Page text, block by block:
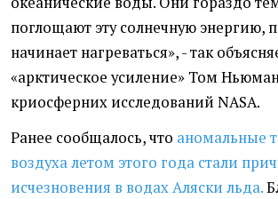
поглощают эту солнечную энергию,
начинает нагреваться», - так
«арктическое усиление» Том
криосферних исследований NASA.
Ранее сообщалось, что аномальные
воздуха летом этого года стали
исчезновения в водах Аляски льда.